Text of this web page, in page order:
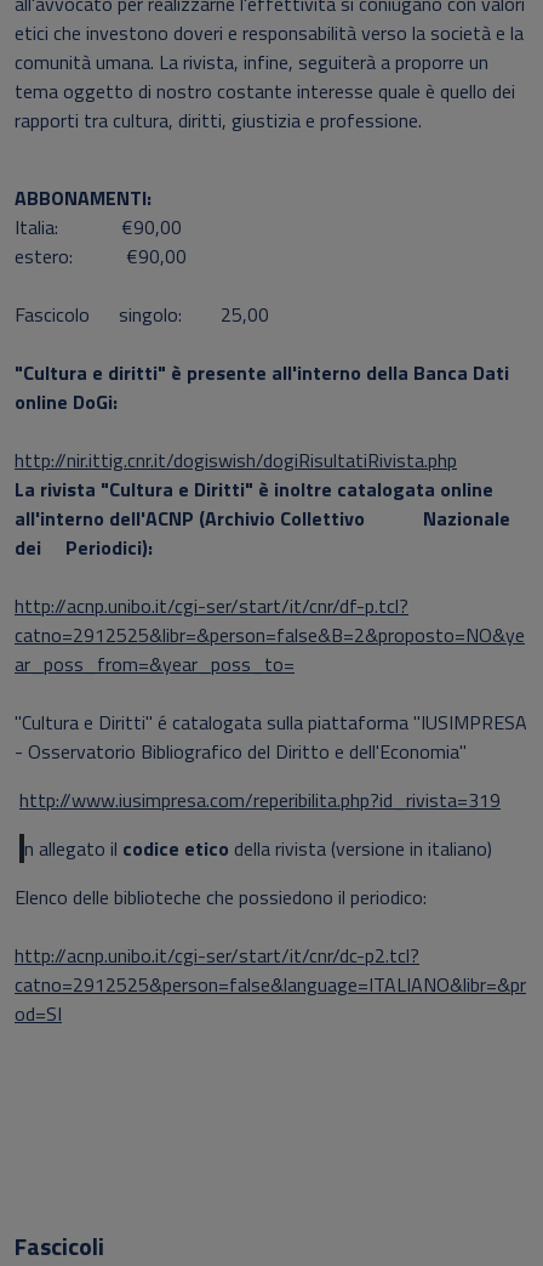
etici che investono doveri e responsabilità verso la società e la
comunità umana. La rivista, infine, seguiterà a proporre un
tema oggetto di nostro costante interesse quale è quello dei
rapporti tra cultura, diritti, giustizia e professione.
ABBONAMENTI:
Italia: €90,00
estero: €90,00
Fascicolo singolo: 25,00
"Cultura e diritti" è presente all'interno della Banca Dati
online DoGi:
http://nir.ittig.cnr.it/dogiswish/dogiRisultatiRivista.php
La rivista "Cultura e Diritti" è inoltre catalogata online
all'interno dell'ACNP (Archivio Collettivo Nazionale
dei Periodici):
http://acnp.unibo.it/cgi-ser/start/it/cnr/df-p.tcl?
catno=2912525&libr=&person=false&B=2&proposto=NO&ye
ar_poss_from=&year_poss_to=
"Cultura e Diritti" é catalogata sulla piattaforma "IUSIMPRESA
- Osservatorio Bibliografico del Diritto e dell'Economia"
http://www.iusimpresa.com/reperibilita.php?id_rivista=319
n allegato il codice etico della rivista (versione in italiano)
Elenco delle biblioteche che possiedono il periodico:
http://acnp.unibo.it/cgi-ser/start/it/cnr/dc-p2.tcl?
catno=2912525&person=false&language=ITALIANO&libr=&pr
od=SI
Fascicoli